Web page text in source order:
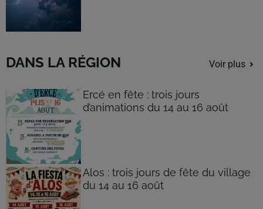
DANS LA RÉGION Voir plus
Ercé en fête : trois jours
d’animations du 14 au 16 août
Alos : trois jours de fête du village
du 14 au 16 août